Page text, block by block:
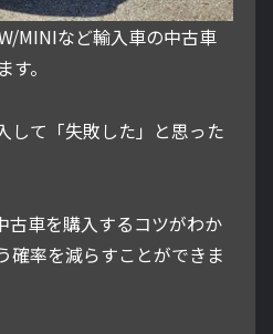
MINIなど輸入車の中古車
。
して「失敗した」と思った
古車を購入するコツがわか
確率を減らすことができま